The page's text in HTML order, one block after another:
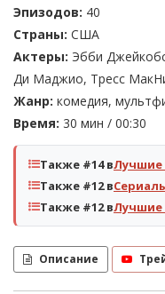
Эпизодов: 40
Страны: США
Актеры: Эбби
Ди Маджио, Тресс
Жанр: комедия,
Время: 30 мин / 00:30
Также #14 вЛучшие
Также #12 в
Также #12 вЛучшие
Описание